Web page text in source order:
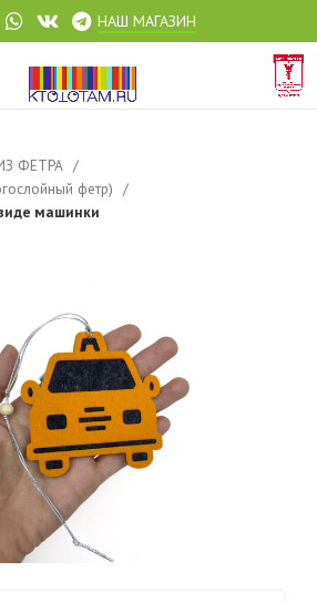
НАШ МАГАЗИН
ФЕТРА
фетр)
машинки